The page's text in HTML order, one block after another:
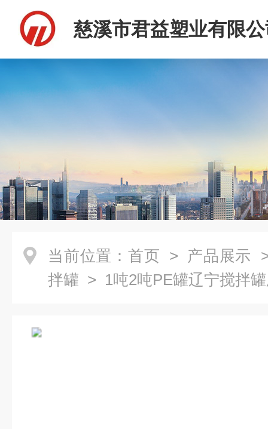
慈溪市君益塑业有限
当前位置： 首页 > 产品展示
拌罐 > 1吨2吨PE罐辽宁搅拌